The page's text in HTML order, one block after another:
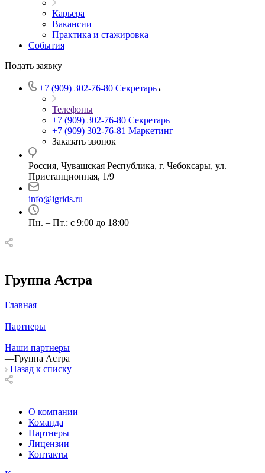
Карьера
Вакансии
Практика и стажировка
События
Подать заявку
+7 (909) 302-76-80 Секретарь
Телефоны
+7 (909) 302-76-80 Секретарь
+7 (909) 302-76-81 Маркетинг
Заказать звонок
Россия, Чувашская Республика, г. Чебоксары, ул.
Пристанционная, 1/9
info@igrids.ru
Пн. – Пт.: с 9:00 до 18:00
Группа Астра
Главная
—
Партнеры
—
Наши партнеры
—Группа Астра
Назад к списку
О компании
Команда
Партнеры
Лицензии
Контакты